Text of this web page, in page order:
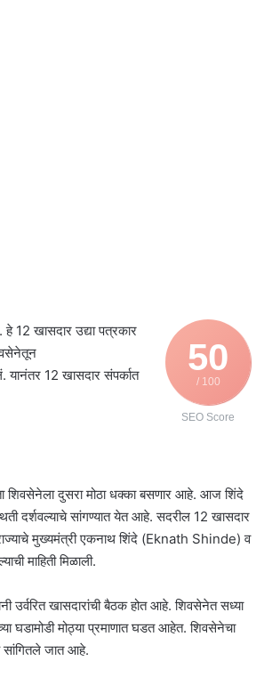
50
/ 100
SEO Score
12 खासदार उद्या पत्रकार
12 खासदार संपर्कात
दुसरा मोठा धक्का बसणार आहे. आज शिंदे
दर्शवल्याचे सांगण्यात येत आहे. सदरील 12 खासदार
मुख्यमंत्री एकनाथ शिंदे (Eknath Shinde) व
माहिती मिळाली.
खासदारांची बैठक होत आहे. शिवसेनेत सध्या
घडामोडी मोठ्या प्रमाणात घडत आहेत. शिवसेनेचा
सांगितले जात आहे.